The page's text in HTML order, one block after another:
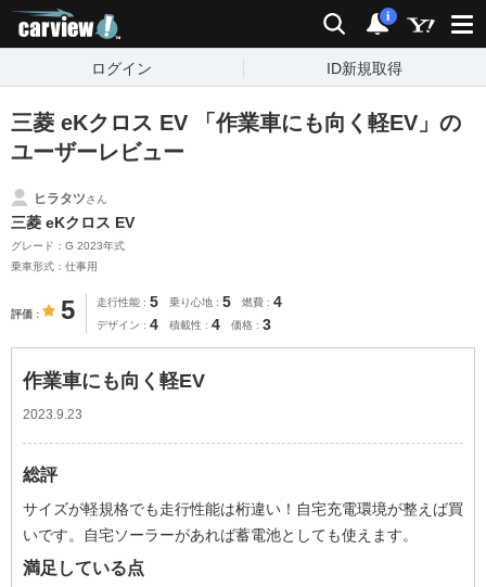
検索 通知
i
ログイン ID新規取得
三菱 eKクロス EV 「作業車にも向く軽EV」の
ユーザーレビュー
ヒラタツさん
三菱 eKクロス EV
グレード：G 2023年式
乗車形式：仕事用
評価 5 走行性能 5 乗り心地 5 燃費 4
デザイン 4 積載性 4 価格 3
作業車にも向く軽EV
2023.9.23
総評
サイズが軽規格でも走行性能は桁違い！自宅充電環境が整えば買
いです。自宅ソーラーがあれば蓄電池としても使えます。
満足している点